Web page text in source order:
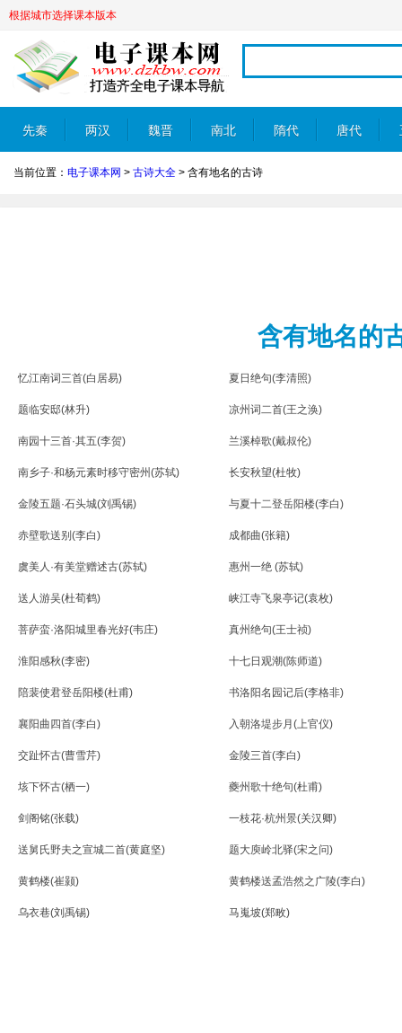
根据城市选择课本版本
先秦 两汉 魏晋 南北
朝
隋代 唐代
当前位置： 电子课本网 > 古诗大全 > 含有地名的古诗
含有地名的
忆江南词三首(白居易) 夏日绝句(李清照)
题临安邸(林升) 凉州词二首(王之涣)
南园十三首·其五(李贺) 兰溪棹歌(戴叔伦)
南乡子·和杨元素时移守密州(苏轼) 长安秋望(杜牧)
金陵五题·石头城(刘禹锡) 与夏十二登岳阳楼(李白)
赤壁歌送别(李白) 成都曲(张籍)
虞美人·有美堂赠述古(苏轼) 惠州一绝 (苏轼)
送人游吴(杜荀鹤) 峡江寺飞泉亭记(袁枚)
菩萨蛮·洛阳城里春光好(韦庄) 真州绝句(王士祯)
淮阳感秋(李密) 十七日观潮(陈师道)
陪裴使君登岳阳楼(杜甫) 书洛阳名园记后(李格非)
襄阳曲四首(李白) 入朝洛堤步月(上官仪)
交趾怀古(曹雪芹) 金陵三首(李白)
垓下怀古(栖一) 夔州歌十绝句(杜甫)
剑阁铭(张载) 一枝花·杭州景(关汉卿)
送舅氏野夫之宣城二首(黄庭坚) 题大庾岭北驿(宋之问)
黄鹤楼(崔颢) 黄鹤楼送孟浩然之广陵(李白)
乌衣巷(刘禹锡) 马嵬坡(郑畋)